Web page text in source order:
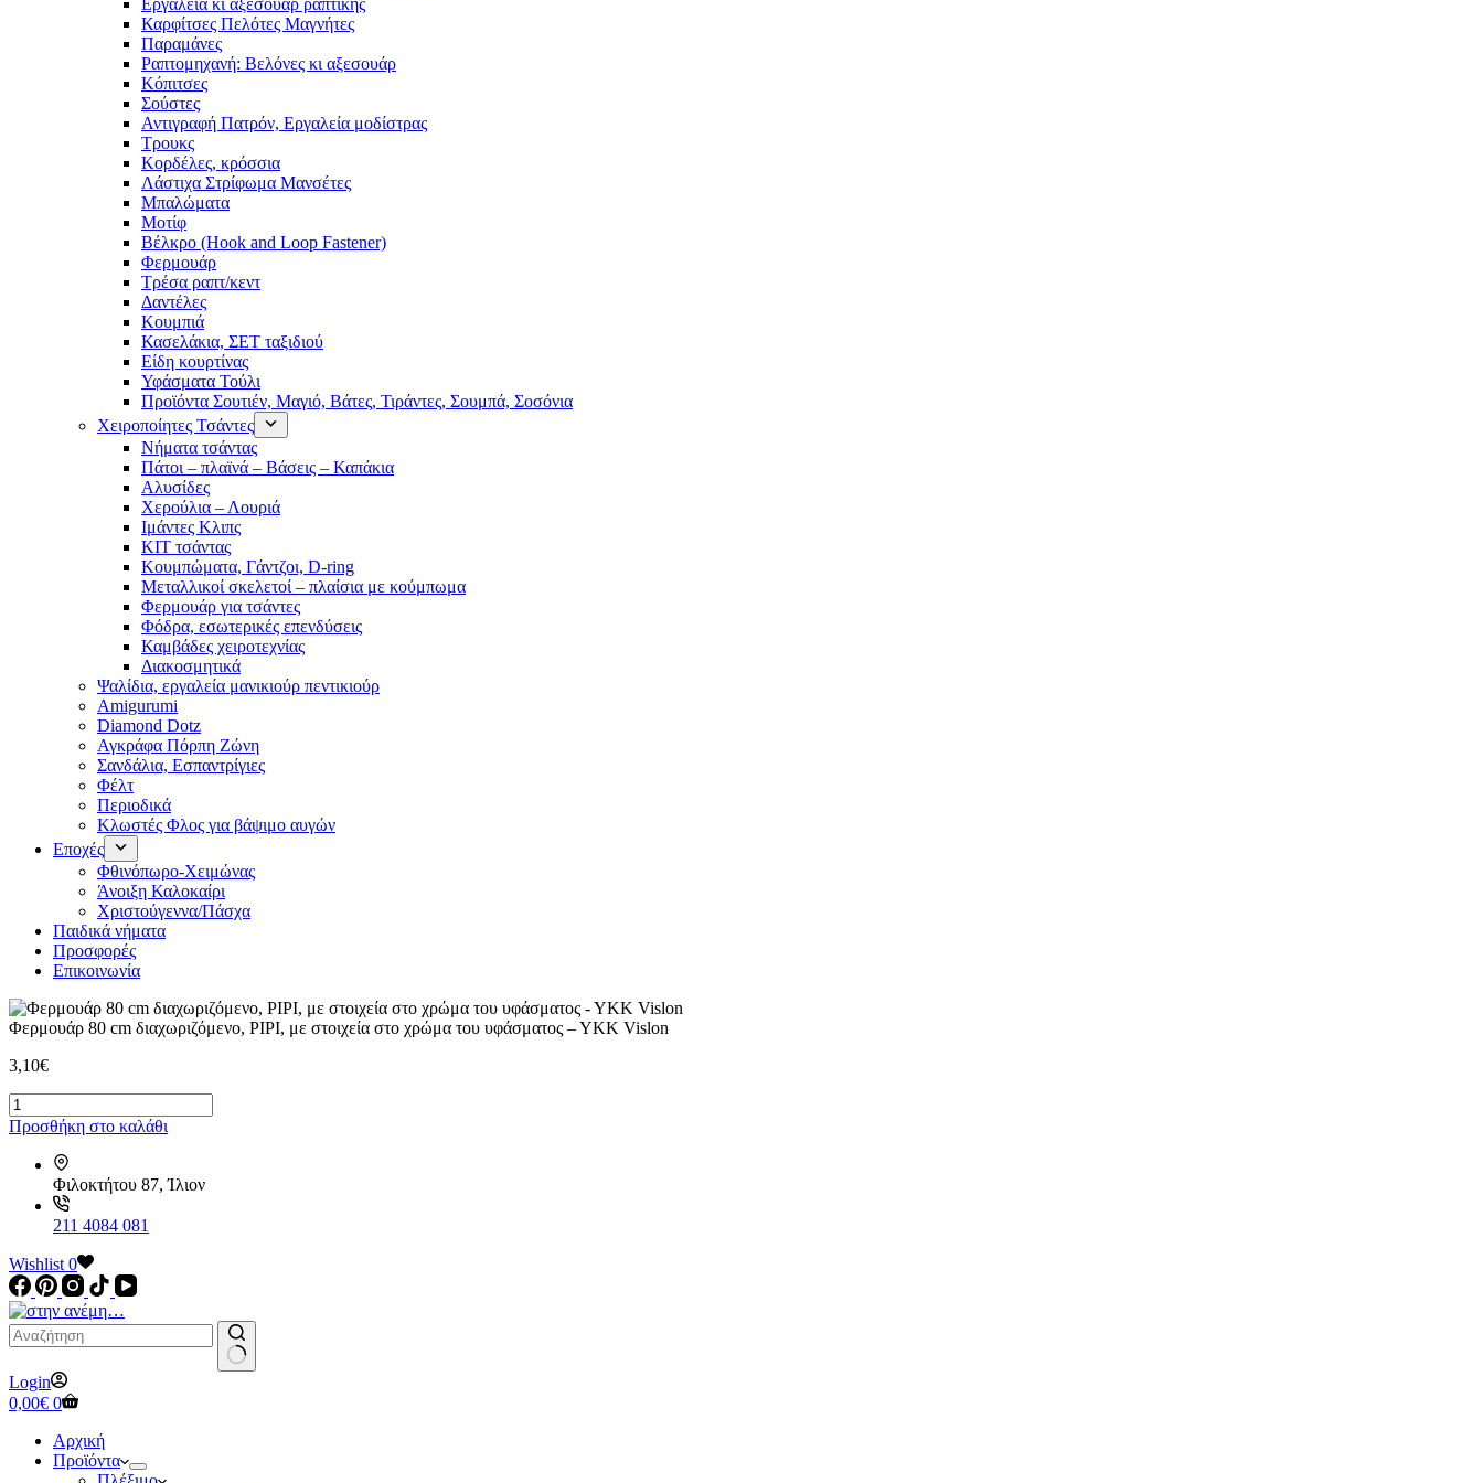
Εργαλεία κι αξεσουάρ ραπτικής
Καρφίτσες Πελότες Μαγνήτες
Παραμάνες
Ραπτομηχανή: Βελόνες κι αξεσουάρ
Κόπιτσες
Σούστες
Αντιγραφή Πατρόν, Εργαλεία μοδίστρας
Τρουκς
Κορδέλες, κρόσσια
Λάστιχα Στρίφωμα Μανσέτες
Μπαλώματα
Mοτίφ
Βέλκρο (Hook and Loop Fastener)
Φερμουάρ
Τρέσα ραπτ/κεντ
Δαντέλες
Κουμπιά
Κασελάκια, ΣΕΤ ταξιδιού
Είδη κουρτίνας
Υφάσματα Τούλι
Προϊόντα Σουτιέν, Μαγιό, Βάτες, Τιράντες, Σουμπά, Σοσόνια
Χειροποίητες Τσάντες
Νήματα τσάντας
Πάτοι – πλαϊνά – Βάσεις – Καπάκια
Αλυσίδες
Χερούλια – Λουριά
Ιμάντες Κλιπς
ΚΙΤ τσάντας
Κουμπώματα, Γάντζοι, D-ring
Μεταλλικοί σκελετοί – πλαίσια με κούμπωμα
Φερμουάρ για τσάντες
Φόδρα, εσωτερικές επενδύσεις
Καμβάδες χειροτεχνίας
Διακοσμητικά
Ψαλίδια, εργαλεία μανικιούρ πεντικιούρ
Amigurumi
Diamond Dotz
Αγκράφα Πόρπη Ζώνη
Σανδάλια, Εσπαντρίγιες
Φέλτ
Περιοδικά
Κλωστές Φλος για βάψιμο αυγών
Εποχές
Φθινόπωρο-Χειμώνας
Άνοιξη Καλοκαίρι
Χριστούγεννα/Πάσχα
Παιδικά νήματα
Προσφορές
Επικοινωνία
Φερμουάρ 80 cm διαχωριζόμενο, ΡΙΡΙ, με στοιχεία στο χρώμα του υφάσματος – ΥΚΚ Vislon
3,10€
Φερμουάρ
80
cm
διαχωριζόμενο,
στοιχεία
χρώμα
του
υφάσματος
-
ΥΚΚ
ποσότητα
Προσθήκη στο καλάθι
Φιλοκτήτου 87, Ίλιον
211 4084 081
Wishlist 0
No
results
Login
Καλάθι
0,00€ 0
Αρχική
Προϊόντα